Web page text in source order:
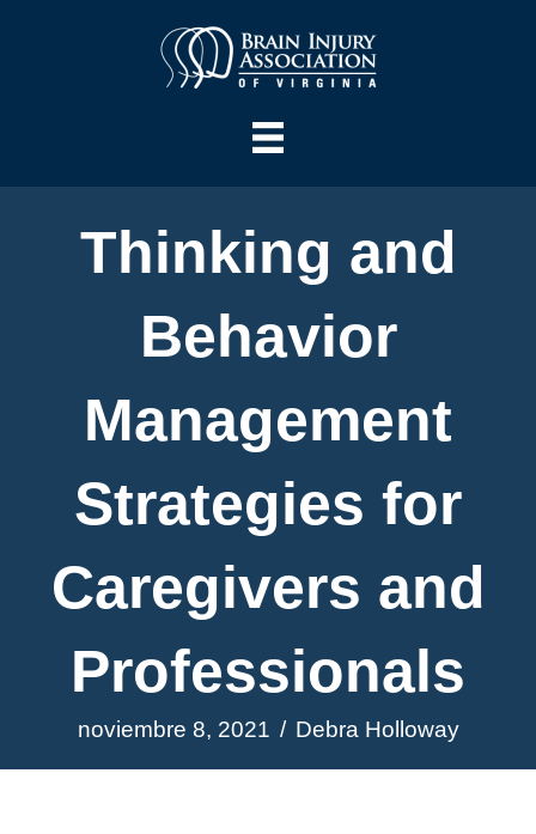
Thinking and
Behavior
Management
Strategies for
Caregivers and
Professionals
noviembre 8, 2021 / Debra Holloway